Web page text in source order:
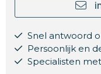
Snel antwoord
Persoonlijk en
Specialisten